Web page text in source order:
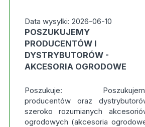
Data wysylki: 2026-06-10
POSZUKUJEMY
PRODUCENTÓW I
DYSTRYBUTORÓW -
AKCESORIA OGRODOWE
Poszukuje:
producentów oraz
szeroko rozumianych
ogrodowych (akcesoria